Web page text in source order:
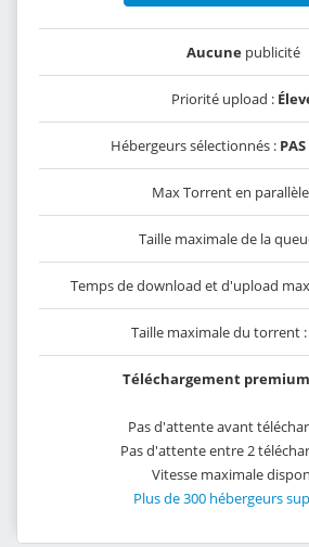
Aucunepublicité
Priorité upload :
Hébergeurs sélectionnés :
Max Torrent en
Taille maximale de la
Temps de download et d'upload
Taille maximale du torrent :
Téléchargement
Pas d'attente avant
Pas d'attente entre 2
Vitesse maximale
Plus de 300 hébergeurs